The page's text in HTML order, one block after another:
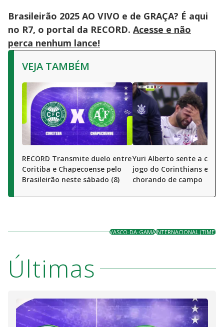
Brasileirão 2025 AO VIVO e de GRAÇA? É aqui
no R7, o portal da RECORD. Acesse e não
perca nenhum lance!
VEJA TAMBÉM
RECORD Transmite duelo entre
Coritiba e Chapecoense pelo
Brasileirão neste sábado (8)
Yuri Alberto sente a coxa
jogo do Corinthians e sai
chorando de campo
VASCO-DA-GAMAINTERNACIONAL (TIME)
Últimas